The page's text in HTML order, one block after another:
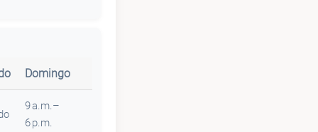
Domingo
9 a.m.–
6 p.m.